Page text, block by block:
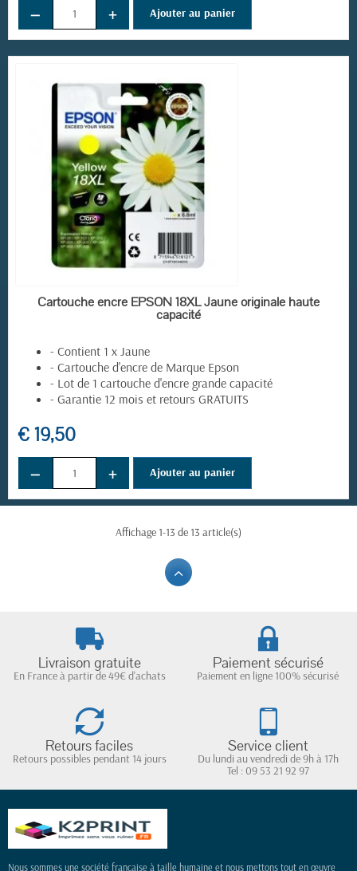
− + Ajouter au panier
EN STOCK
Cartouche encre EPSON 18XL Jaune originale haute
capacité
- Contient 1 x Jaune
- Cartouche d'encre de Marque Epson
- Lot de 1 cartouche d'encre grande capacité
- Garantie 12 mois et retours GRATUITS
€ 19,50
− + Ajouter au panier
Affichage 1-13 de 13 article(s)
Livraison gratuite
En France à partir de 49€ d'achats
Paiement sécurisé
Paiement en ligne 100% sécurisé
Retours faciles
Retours possibles pendant 14 jours
Service client
Du lundi au vendredi de 9h à 17h
Tel : 09 53 21 92 97
Nous sommes une société française à taille humaine et nous mettons tout en œuvre